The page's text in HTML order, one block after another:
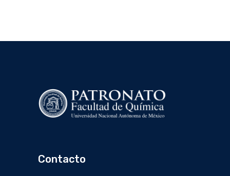
Contacto